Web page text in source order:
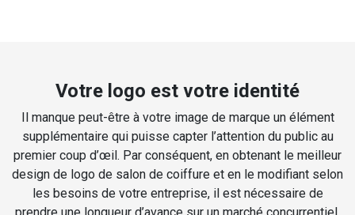
Votre logo est votre identité
Il manque peut-être à votre image de marque un élément
supplémentaire qui puisse capter l’attention du public au
premier coup d’œil. Par conséquent, en obtenant le meilleur
design de logo de salon de coiffure et en le modifiant selon
les besoins de votre entreprise, il est nécessaire de